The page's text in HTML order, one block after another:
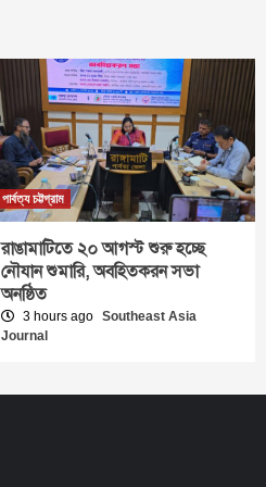
পার্বত্য চট্টগ্রাম
রাঙামাটিতে ২০ আগস্ট শুরু হচ্ছে
নৌযান শুমারি, অবহিতকরন সভা
অনষ্ঠিত
3 hours ago Southeast Asia
Journal